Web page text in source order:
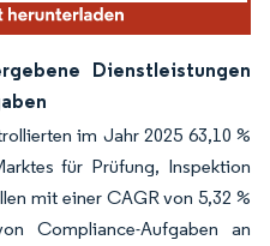
Dienstleistungen
im Jahr 2025 63,10 %
für Prüfung, Inspektion
mit einer CAGR von 5,32 %
Compliance-Aufgaben an